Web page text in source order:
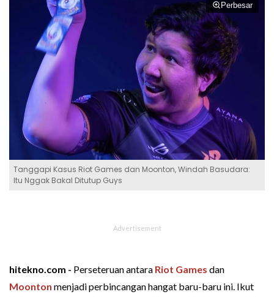
Perbesar
Tanggapi Kasus Riot Games dan Moonton, Windah Basudara:
Itu Nggak Bakal Ditutup Guys
hitekno.com - Perseteruan antara Riot Games dan
Moonton menjadi perbincangan hangat baru-baru ini. Ikut